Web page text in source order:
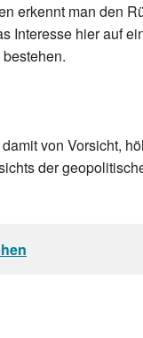
erkennt man den
Interesse hier auf
von Vorsicht,
der